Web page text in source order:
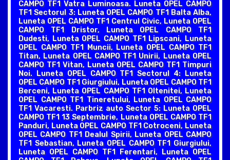
CAMPO TF1 Vatra Luminoasa. Luneta OPEL CAMPO
TF1 Sectorul 3: Luneta OPEL CAMPO TF1 Balta Alba,
Luneta OPEL CAMPO TF1 Centrul Civic, Luneta OPEL
CAMPO TF1 Dristor, Luneta OPEL CAMPO TF1
Dudesti, Luneta OPEL CAMPO TF1 Lipscani, Luneta
OPEL CAMPO TF1 Muncii, Luneta OPEL CAMPO TF1
Titan, Luneta OPEL CAMPO TF1 Unirii, Luneta OPEL
CAMPO TF1 Vitan, Luneta OPEL CAMPO TF1 Timpuri
Noi. Luneta OPEL CAMPO TF1 Sectorul 4: Luneta
OPEL CAMPO TF1 Giurgiului, Luneta OPEL CAMPO TF1
Berceni, Luneta OPEL CAMPO TF1 Oltenitei, Luneta
OPEL CAMPO TF1 Tineretului, Luneta OPEL CAMPO
TF1 Vacaresti. Parbriz auto Sector 5: Luneta OPEL
CAMPO TF1 13 Septembrie, Luneta OPEL CAMPO TF1
Panduri, Luneta OPEL CAMPO TF1 Cotroceni, Luneta
OPEL CAMPO TF1 Dealul Spirii, Luneta OPEL CAMPO
TF1 Sebastian, Luneta OPEL CAMPO TF1 Giurgiului,
Luneta OPEL CAMPO TF1 Ferentari, Luneta OPEL